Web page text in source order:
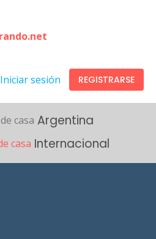
Iniciar sesión REGISTRARSE
Argentina
Internacional